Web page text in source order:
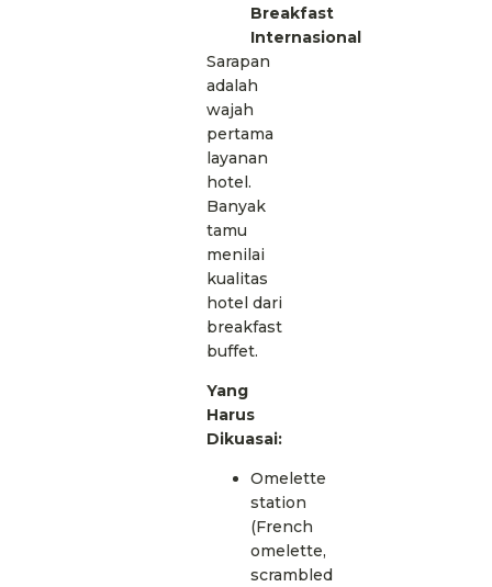
Breakfast
Internasional
Sarapan
adalah
wajah
pertama
layanan
hotel.
Banyak
tamu
menilai
kualitas
hotel dari
breakfast
buffet.
Yang
Harus
Dikuasai:
Omelette
station
(French
omelette,
scrambled